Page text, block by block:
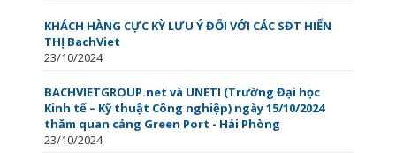
KHÁCH HÀNG CỰC KỲ LƯU Ý ĐỐI VỚI CÁC SĐT HIỂN
THỊ BachViet
23/10/2024
BACHVIETGROUP.net và UNETI (Trường Đại học
Kinh tế – Kỹ thuật Công nghiệp) ngày 15/10/2024
thăm quan cảng Green Port - Hải Phòng
23/10/2024